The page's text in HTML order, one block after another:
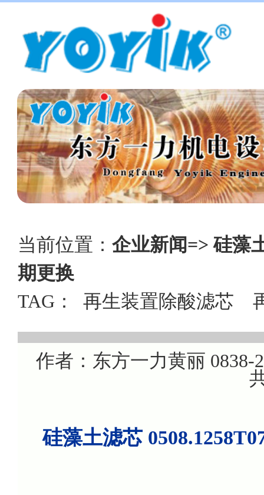
当前位置： 企业新闻=> 硅藻
期更换
TAG： 再生装置除酸滤芯
作者：东方一力黄丽
硅藻土滤芯